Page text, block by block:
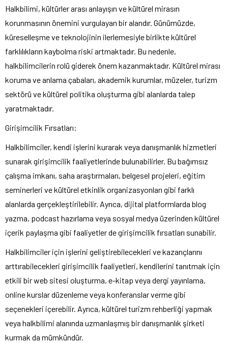
Halkbilimi, kültürler arası anlayışın ve kültürel mirasın
korunmasının önemini vurgulayan bir alandır. Günümüzde,
küreselleşme ve teknolojinin ilerlemesiyle birlikte kültürel
farklılıkların kaybolma riski artmaktadır. Bu nedenle,
halkbilimcilerin rolü giderek önem kazanmaktadır. Kültürel mirası
koruma ve anlama çabaları, akademik kurumlar, müzeler, turizm
sektörü ve kültürel politika oluşturma gibi alanlarda talep
yaratmaktadır.
Girişimcilik Fırsatları:
Halkbilimciler, kendi işlerini kurarak veya danışmanlık hizmetleri
sunarak girişimcilik faaliyetlerinde bulunabilirler. Bu bağımsız
çalışma imkanı, saha araştırmaları, belgesel projeleri, eğitim
seminerleri ve kültürel etkinlik organizasyonları gibi farklı
alanlarda gerçekleştirilebilir. Ayrıca, dijital platformlarda blog
yazma, podcast hazırlama veya sosyal medya üzerinden kültürel
içerik paylaşma gibi faaliyetler de girişimcilik fırsatları sunabilir.
Halkbilimciler için işlerini geliştirebilecekleri ve kazançlarını
arttırabilecekleri girişimcilik faaliyetleri, kendilerini tanıtmak için
etkili bir web sitesi oluşturma, e-kitap veya dergi yayınlama,
online kurslar düzenleme veya konferanslar verme gibi
seçenekleri içerebilir. Ayrıca, kültürel turizm rehberliği yapmak
veya halkbilimi alanında uzmanlaşmış bir danışmanlık şirketi
kurmak da mümkündür.